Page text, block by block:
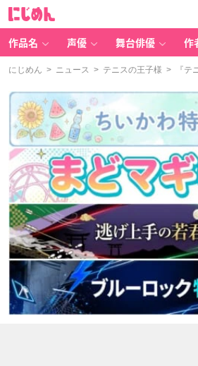
作品名 声優 舞台俳優 作
にじめん > ニュース > テニスの王子様 > 『テ